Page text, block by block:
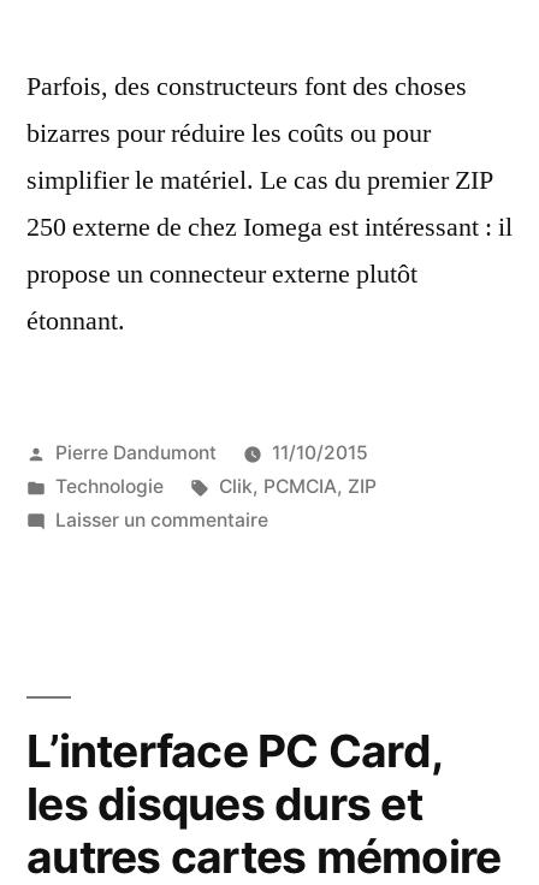
Parfois, des constructeurs font des choses
bizarres pour réduire les coûts ou pour
simplifier le matériel. Le cas du premier ZIP
250 externe de chez Iomega est intéressant : il
propose un connecteur externe plutôt
étonnant.
Publié
par
Pierre Dandumont
11/10/2015
Publié
dans
Technologie Étiquettes :
Clik, PCMCIA, ZIP
Laisser un commentairesur
et
son
adaptateur
PCMCIA
L’interface PC Card,
les disques durs et
autres cartes mémoire